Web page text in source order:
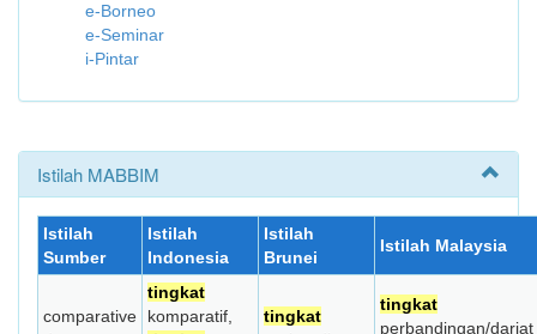
e-Borneo
e-Seminar
i-Pintar
Istilah MABBIM
Istilah
Sumber
Istilah
Indonesia
Istilah
Brunei
Istilah Malaysia
comparative
tingkat
komparatif,
tingkat
tingkat
perbandingan/darjat